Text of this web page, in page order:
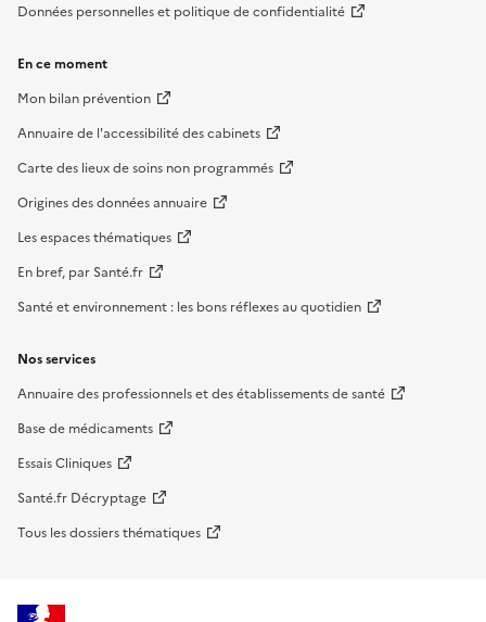
Données personnelles et politique de confidentialité
En ce moment
Mon bilan prévention
Annuaire de l'accessibilité des cabinets
Carte des lieux de soins non programmés
Origines des données annuaire
Les espaces thématiques
En bref, par Santé.fr
Santé et environnement : les bons réflexes au quotidien
Nos services
Annuaire des professionnels et des établissements de santé
Base de médicaments
Essais Cliniques
Santé.fr Décryptage
Tous les dossiers thématiques